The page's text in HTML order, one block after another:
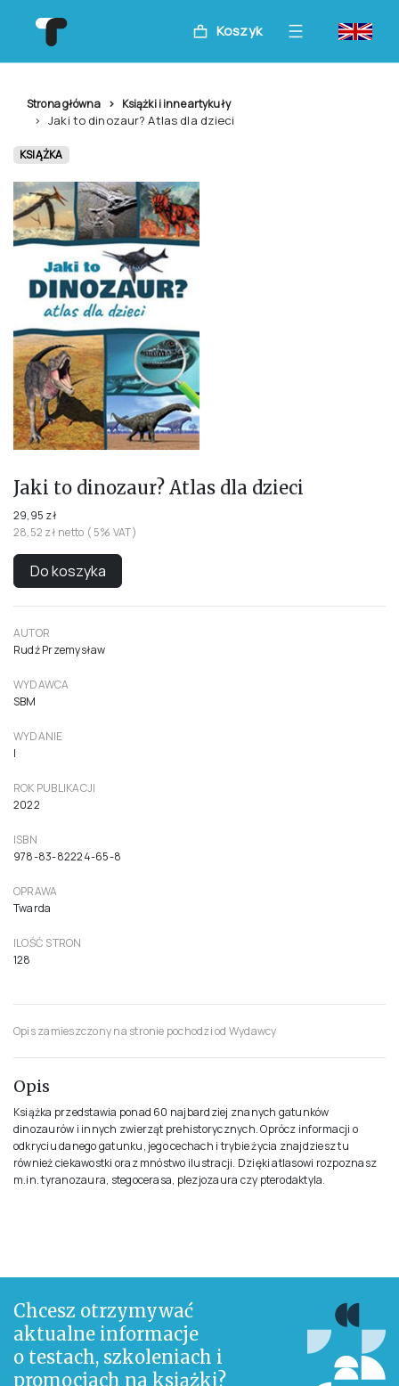
Koszyk
Strona główna Książki i inne artykuły
Jaki to dinozaur? Atlas dla dzieci
KSIĄŻKA
Jaki to dinozaur? Atlas dla dzieci
29,95 zł
28,52 zł netto ( 5% VAT)
Do koszyka
AUTOR
Rudź Przemysław
WYDAWCA
SBM
WYDANIE
I
ROK PUBLIKACJI
2022
ISBN
978-83-82224-65-8
OPRAWA
Twarda
ILOŚĆ STRON
128
Opis zamieszczony na stronie pochodzi od Wydawcy
Opis
Książka przedstawia ponad 60 najbardziej znanych gatunków
dinozaurów i innych zwierząt prehistorycznych. Oprócz informacji o
odkryciu danego gatunku, jego cechach i trybie życia znajdziesz tu
również ciekawostki oraz mnóstwo ilustracji. Dzięki atlasowi rozpoznasz
m.in. tyranozaura, stegocerasa, plezjozaura czy pterodaktyla.
Chcesz otrzymywać
aktualne informacje
o testach, szkoleniach i
promocjach na książki?